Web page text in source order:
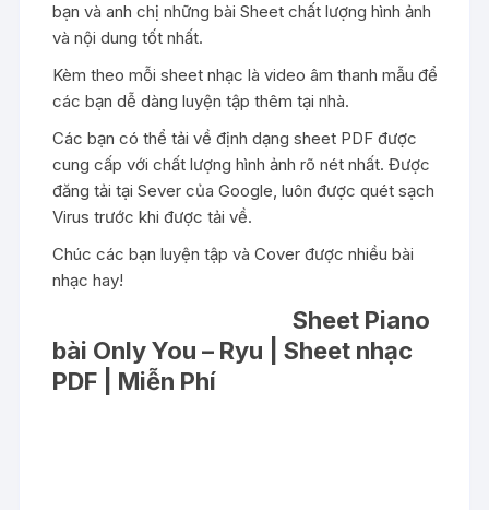
bạn và anh chị những bài Sheet chất lượng hình ảnh
và nội dung tốt nhất.
Kèm theo mỗi sheet nhạc là video âm thanh mẫu để
các bạn dễ dàng luyện tập thêm tại nhà.
Các bạn có thể tải về định dạng sheet PDF được
cung cấp với chất lượng hình ảnh rõ nét nhất. Được
đăng tải tại Sever của Google, luôn được quét sạch
Virus trước khi được tải về.
Chúc các bạn luyện tập và Cover được nhiều bài
nhạc hay!
Sheet Piano
bài Only You – Ryu | Sheet nhạc
PDF | Miễn Phí